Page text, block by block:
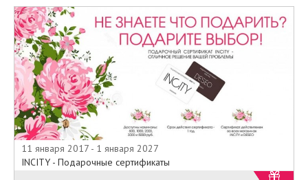
11 января 2017 - 1 января 2027
INCITY - Подарочные сертификаты